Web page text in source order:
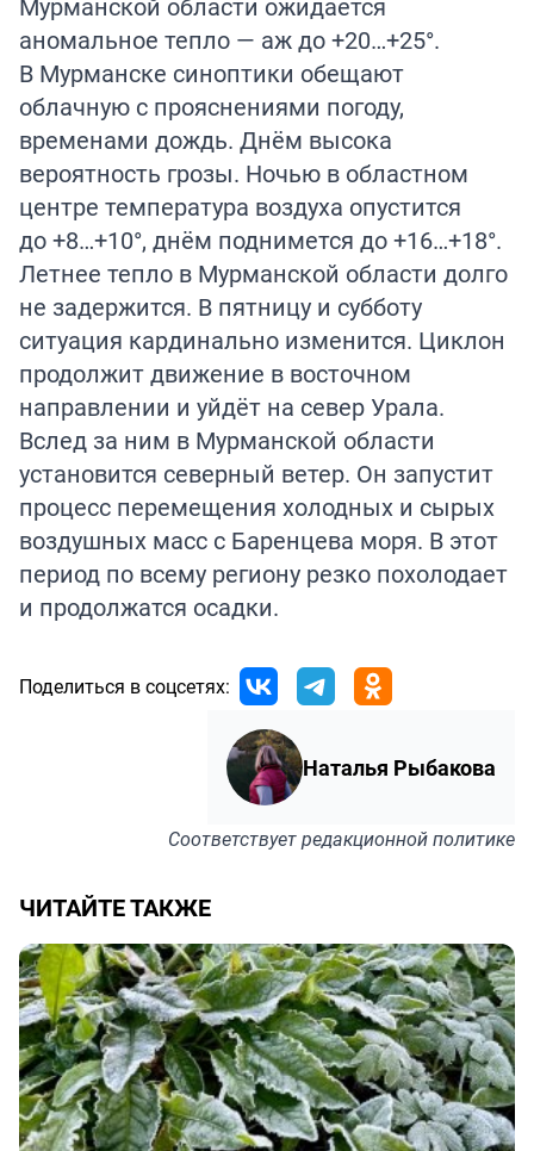
Мурманской области ожидается
аномальное тепло — аж до +20…+25°.
В Мурманске синоптики обещают
облачную с прояснениями погоду,
временами дождь. Днём высока
вероятность грозы. Ночью в областном
центре температура воздуха опустится
до +8…+10°, днём поднимется до +16…+18°.
Летнее тепло в Мурманской области долго
не задержится. В пятницу и субботу
ситуация кардинально изменится. Циклон
продолжит движение в восточном
направлении и уйдёт на север Урала.
Вслед за ним в Мурманской области
установится северный ветер. Он запустит
процесс перемещения холодных и сырых
воздушных масс с Баренцева моря. В этот
период по всему региону резко похолодает
и продолжатся осадки.
Поделиться в соцсетях:
Наталья Рыбакова
Соответствуетредакционной политике
ЧИТАЙТЕ ТАКЖЕ